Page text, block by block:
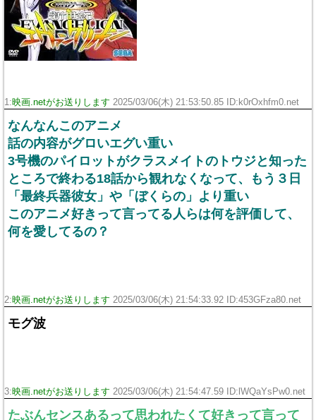
1:映画.netがお送りします 2025/03/06(木) 21:53:50.85 ID:k0rOxhfm0.net
なんなんこのアニメ
話の内容がグロいエグい重い
3号機のパイロットがクラスメイトのトウジと知った
ところで終わる18話から観れなくなって、もう３日
「最終兵器彼女」や「ぼくらの」より重い
このアニメ好きって言ってる人らは何を評価して、
何を愛してるの？
2:映画.netがお送りします 2025/03/06(木) 21:54:33.92 ID:453GFza80.net
モグ波
3:映画.netがお送りします 2025/03/06(木) 21:54:47.59 ID:lWQaYsPw0.net
たぶんセンスあるって思われたくて好きって言って